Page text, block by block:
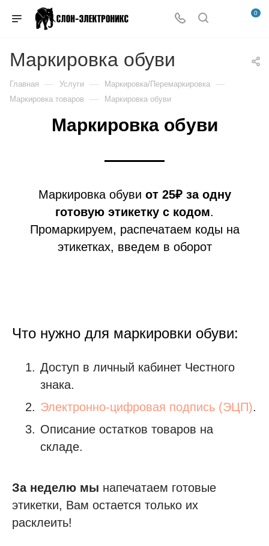
0
Маркировка обуви
Главная — Услуги — Маркировка/Перемаркировка —
Маркировка товаров — Маркировка обуви
Маркировка обуви
Маркировка обуви от 25₽ за одну
готовую этикетку с кодом.
Промаркируем, распечатаем коды на
этикетках, введем в оборот
Что нужно для маркировки обуви:
Доступ в личный кабинет Честного
знака.
Электронно-цифровая подпись (ЭЦП).
Описание остатков товаров на
складе.
За неделю мы напечатаем готовые
этикетки, Вам остается только их
расклеить!